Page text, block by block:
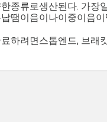
종류로생산된다. 가장
땜이음이나이중이음
하려면스톱엔드, 브래